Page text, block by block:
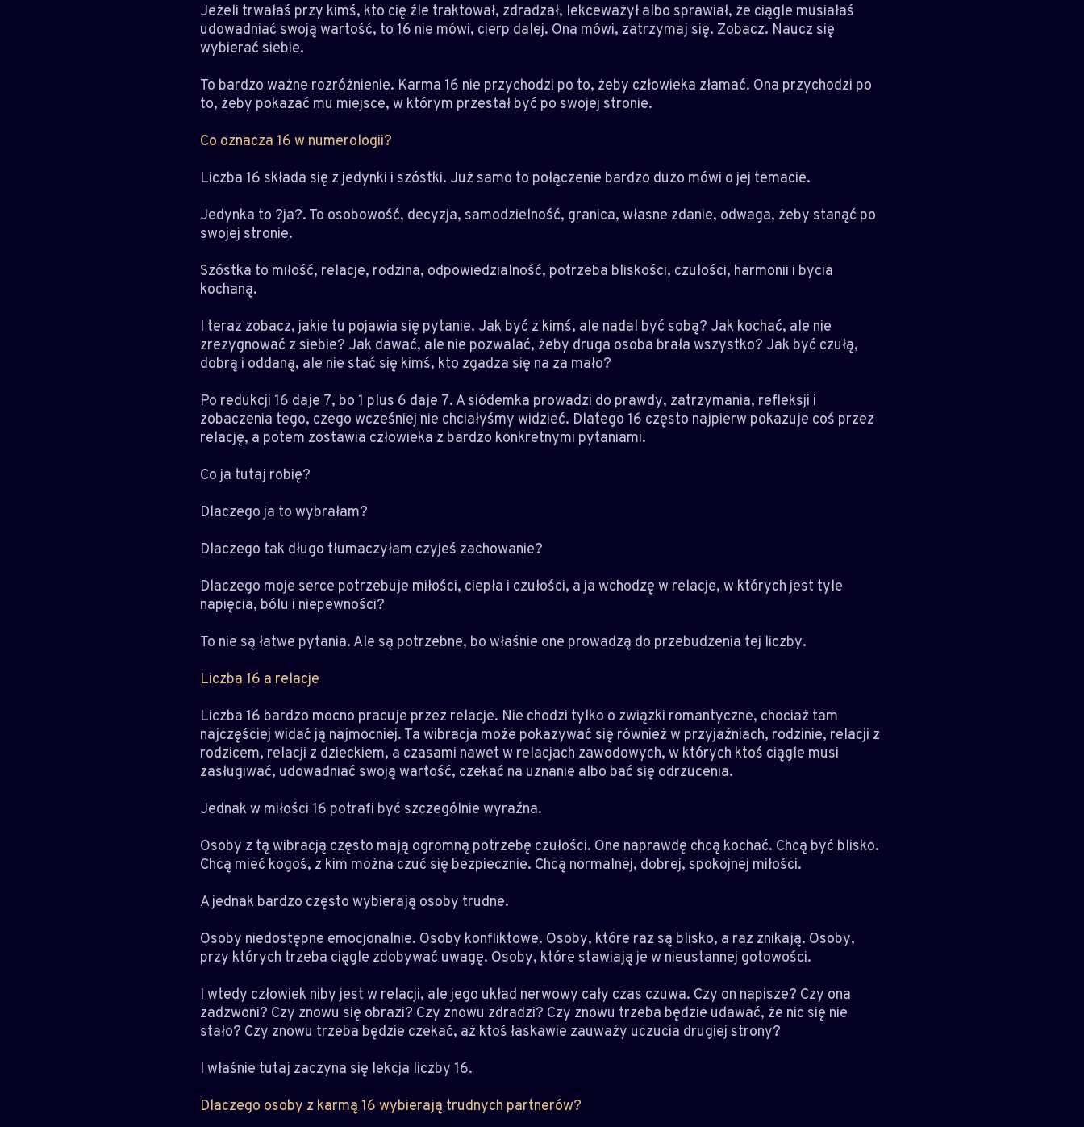
Jeżeli trwałaś przy kimś, kto cię źle traktował, zdradzał, lekceważył albo sprawiał, że ciągle musiałaś
udowadniać swoją wartość, to 16 nie mówi, cierp dalej. Ona mówi, zatrzymaj się. Zobacz. Naucz się
wybierać siebie.
To bardzo ważne rozróżnienie. Karma 16 nie przychodzi po to, żeby człowieka złamać. Ona przychodzi po
to, żeby pokazać mu miejsce, w którym przestał być po swojej stronie.
Co oznacza 16 w numerologii?
Liczba 16 składa się z jedynki i szóstki. Już samo to połączenie bardzo dużo mówi o jej temacie.
Jedynka to ?ja?. To osobowość, decyzja, samodzielność, granica, własne zdanie, odwaga, żeby stanąć po
swojej stronie.
Szóstka to miłość, relacje, rodzina, odpowiedzialność, potrzeba bliskości, czułości, harmonii i bycia
kochaną.
I teraz zobacz, jakie tu pojawia się pytanie. Jak być z kimś, ale nadal być sobą? Jak kochać, ale nie
zrezygnować z siebie? Jak dawać, ale nie pozwalać, żeby druga osoba brała wszystko? Jak być czułą,
dobrą i oddaną, ale nie stać się kimś, kto zgadza się na za mało?
Po redukcji 16 daje 7, bo 1 plus 6 daje 7. A siódemka prowadzi do prawdy, zatrzymania, refleksji i
zobaczenia tego, czego wcześniej nie chciałyśmy widzieć. Dlatego 16 często najpierw pokazuje coś przez
relację, a potem zostawia człowieka z bardzo konkretnymi pytaniami.
Co ja tutaj robię?
Dlaczego ja to wybrałam?
Dlaczego tak długo tłumaczyłam czyjeś zachowanie?
Dlaczego moje serce potrzebuje miłości, ciepła i czułości, a ja wchodzę w relacje, w których jest tyle
napięcia, bólu i niepewności?
To nie są łatwe pytania. Ale są potrzebne, bo właśnie one prowadzą do przebudzenia tej liczby.
Liczba 16 a relacje
Liczba 16 bardzo mocno pracuje przez relacje. Nie chodzi tylko o związki romantyczne, chociaż tam
najczęściej widać ją najmocniej. Ta wibracja może pokazywać się również w przyjaźniach, rodzinie, relacji z
rodzicem, relacji z dzieckiem, a czasami nawet w relacjach zawodowych, w których ktoś ciągle musi
zasługiwać, udowadniać swoją wartość, czekać na uznanie albo bać się odrzucenia.
Jednak w miłości 16 potrafi być szczególnie wyraźna.
Osoby z tą wibracją często mają ogromną potrzebę czułości. One naprawdę chcą kochać. Chcą być blisko.
Chcą mieć kogoś, z kim można czuć się bezpiecznie. Chcą normalnej, dobrej, spokojnej miłości.
A jednak bardzo często wybierają osoby trudne.
Osoby niedostępne emocjonalnie. Osoby konfliktowe. Osoby, które raz są blisko, a raz znikają. Osoby,
przy których trzeba ciągle zdobywać uwagę. Osoby, które stawiają je w nieustannej gotowości.
I wtedy człowiek niby jest w relacji, ale jego układ nerwowy cały czas czuwa. Czy on napisze? Czy ona
zadzwoni? Czy znowu się obrazi? Czy znowu zdradzi? Czy znowu trzeba będzie udawać, że nic się nie
stało? Czy znowu trzeba będzie czekać, aż ktoś łaskawie zauważy uczucia drugiej strony?
I właśnie tutaj zaczyna się lekcja liczby 16.
Dlaczego osoby z karmą 16 wybierają trudnych partnerów?